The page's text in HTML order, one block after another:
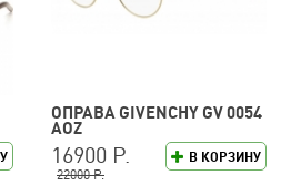
ОПРАВА GIVENCHY GV 0054
AOZ
В КОРЗИНУ
16900 Р.
22000 Р.